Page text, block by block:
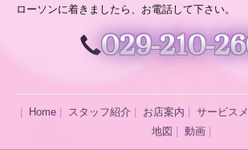
ローソンに着きましたら、お電話して下さい。
029-210-
Home スタッフ紹介 お店案内 サービス
地図
動画